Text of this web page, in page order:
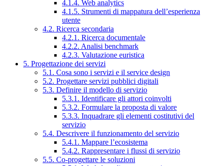
4.1.4. Web analytics
4.1.5. Strumenti di mappatura dell’esperienza
utente
4.2. Ricerca secondaria
4.2.1. Ricerca documentale
4.2.2. Analisi benchmark
4.2.3. Valutazione euristica
5. Progettazione dei servizi
5.1. Cosa sono i servizi e il service design
5.2. Progettare servizi pubblici digitali
5.3. Definire il modello di servizio
5.3.1. Identificare gli attori coinvolti
5.3.2. Formulare la proposta di valore
5.3.3. Inquadrare gli elementi costitutivi del
servizio
5.4. Descrivere il funzionamento del servizio
5.4.1. Mappare l’ecosistema
5.4.2. Rappresentare i flussi di servizio
5.5. Co-progettare le soluzioni